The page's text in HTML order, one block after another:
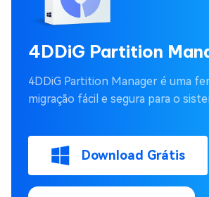
4DDiG Partition
4DDiG Partition Manager é uma
migração fácil e segura para o
Download Grátis